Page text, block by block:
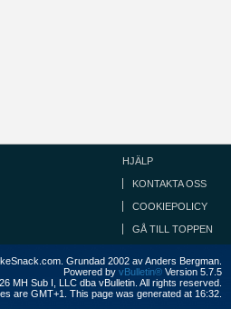
HJÄLP
KONTAKTA OSS
COOKIEPOLICY
GÅ TILL TOPPEN
Grundad 2002 av Anders Bergman.
Powered by vBulletin® Version 5.7.5
MH Sub I, LLC dba vBulletin. All rights reserved.
are GMT+1. This page was generated at 16:32.